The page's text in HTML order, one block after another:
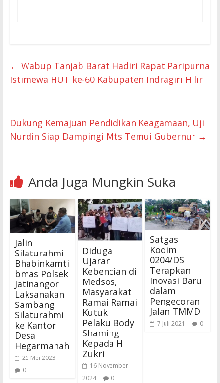
← Wabup Tanjab Barat Hadiri Rapat Paripurna
Istimewa HUT ke-60 Kabupaten Indragiri Hilir
Dukung Kemajuan Pendidikan Keagamaan, Uji
Nurdin Siap Dampingi Mts Temui Gubernur →
Anda Juga Mungkin Suka
Jalin
Silaturahmi
Bhabinkamti
bmas Polsek
Jatinangor
Laksanakan
Sambang
Silaturahmi
ke Kantor
Desa
Hegarmanah
25 Mei 2023
0
Diduga
Ujaran
Kebencian di
Medsos,
Masyarakat
Ramai Ramai
Kutuk
Pelaku Body
Shaming
Kepada H
Zukri
16 November
2024
0
Satgas
Kodim
0204/DS
Terapkan
Inovasi Baru
dalam
Pengecoran
Jalan TMMD
7 Juli 2021 0